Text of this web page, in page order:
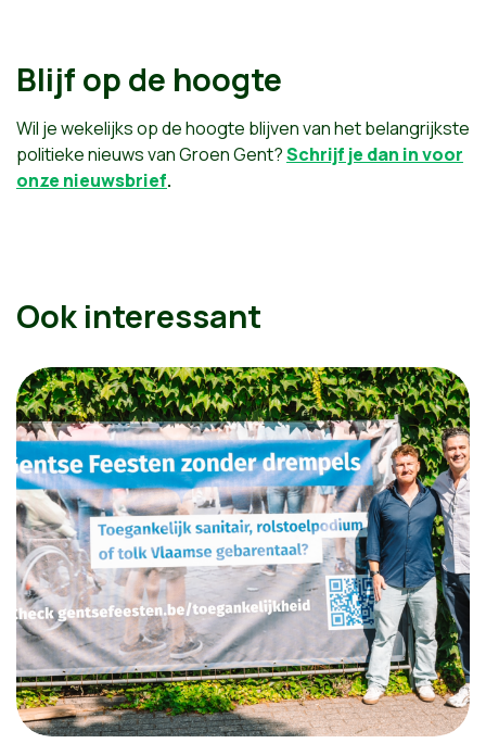
Blijf op de hoogte
Wil je wekelijks op de hoogte blijven van het belangrijkste
politieke nieuws van Groen Gent?Schrijf je dan in voor
onze nieuwsbrief.
Ook interessant